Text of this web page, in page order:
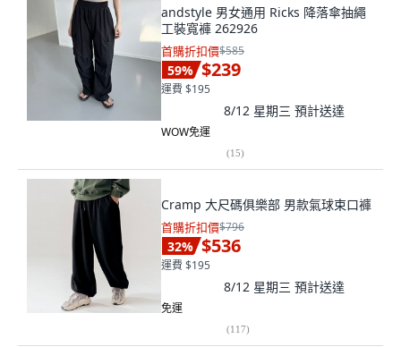
andstyle 男女通用 Ricks 降落傘抽繩
工裝寬褲 262926
首購折扣價$585
59% $239
運費 $195
8/12 星期三 預計送達
WOW免運
(15)
Cramp 大尺碼俱樂部 男款氣球束口褲
首購折扣價$796
32% $536
運費 $195
8/12 星期三 預計送達
免運
(117)